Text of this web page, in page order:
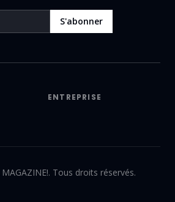
S'abonner
ENTREPRISE
MAGAZINE!. Tous droits réservés.